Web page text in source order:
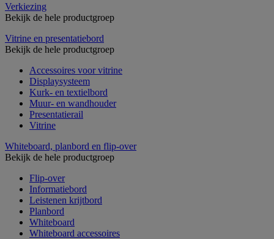
Verkiezing
Bekijk de hele productgroep
Vitrine en presentatiebord
Bekijk de hele productgroep
Accessoires voor vitrine
Displaysysteem
Kurk- en textielbord
Muur- en wandhouder
Presentatierail
Vitrine
Whiteboard, planbord en flip-over
Bekijk de hele productgroep
Flip-over
Informatiebord
Leistenen krijtbord
Planbord
Whiteboard
Whiteboard accessoires